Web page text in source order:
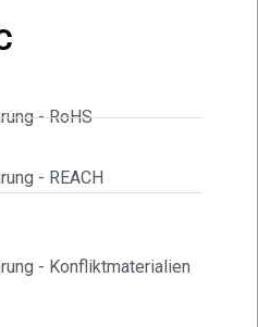
- RoHS
- REACH
- Konfliktmaterialien